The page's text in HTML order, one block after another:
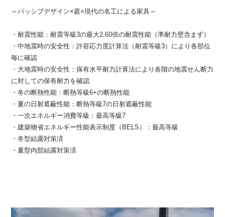
～パッシブデザイン×庭×現代の名工による家具～
・耐震性能：耐震等級3の最大2.60倍の耐震性能（準耐力壁含まず）
・中地震時の安全性：許容応力度計算法（耐震等級3）により各部位
毎に確認
・大地震時の安全性：保有水平耐力計算法により各階の地震せん断力
に対しての保有耐力を確認
・冬の断熱性能：断熱等級6+の断熱性能
・夏の日射遮蔽性能：断熱等級7の日射遮蔽性能
・一次エネルギー消費等級：最高等級7
・建築物省エネルギー性能表示制度（BELS）：最高等級
・冬型結露対策済
・夏型内部結露対策済